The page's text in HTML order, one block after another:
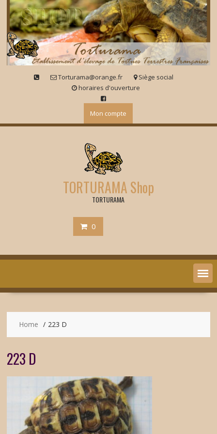
Skip
content
Torturama@orange.fr
Siège social
horaires d'ouverture
Mon compte
TORTURAMA Shop
TORTURAMA
0
Home 223 D
223 D